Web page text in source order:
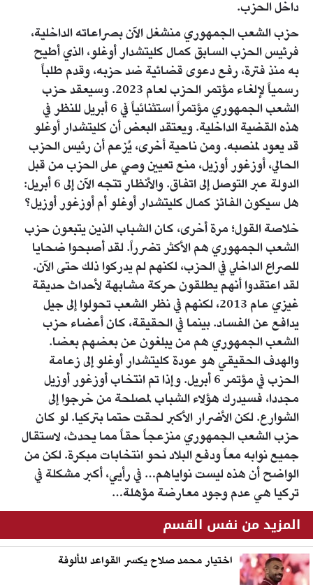
داخل الحزب.
حزب الشعب الجمهوري منشغل الآن بصراعاته الداخلية،
فرئيس الحزب السابق كمال كليتشدار أوغلو، الذي أطيح
به منذ فترة، رفع دعوى قضائية ضد حزبه، وقدم طلباً
رسمياً لإلغاء مؤتمر الحزب لعام 2023. وسيعقد حزب
الشعب الجمهوري مؤتمراً استثنائياً في 6 أبريل للنظر في
هذه القضية الداخلية. ويعتقد البعض أن كليتشدار أوغلو
قد يعود لمنصبه. ومن ناحية أخرى، يُزعم أن رئيس الحزب
الحالي، أوزغور أوزيل، منع تعيين وصي على الحزب من قبل
الدولة عبر التوصل إلى اتفاق. والأنظار تتجه الآن إلى 6 أبريل:
هل سيكون الفائز كمال كليتشدار أوغلو أم أوزغور أوزيل؟
خلاصة القول؛ مرة أخرى، كان الشباب الذين يتبعون حزب
الشعب الجمهوري هم الأكثر تضرراً. لقد أصبحوا ضحايا
للصراع الداخلي في الحزب، لكنهم لم يدركوا ذلك حتى الآن.
لقد اعتقدوا أنهم يطلقون حركة مشابهة لأحداث حديقة
غيزي عام 2013، لكنهم في نظر الشعب تحولوا إلى جيل
يدافع عن الفساد. بينما في الحقيقة، كان أعضاء حزب
الشعب الجمهوري هم من يبلغون عن بعضهم بعضا.
والهدف الحقيقي هو عودة كليتشدار أوغلو إلى زعامة
الحزب في مؤتمر 6 أبريل. وإذا تم انتخاب أوزغور أوزيل
مجددا، فسيدرك هؤلاء الشباب لمصلحة من خرجوا إلى
الشوارع. لكن الأضرار الأكبر لحقت حتما بتركيا. لو كان
حزب الشعب الجمهوري منزعجاً حقاً مما يحدث، لاستقال
جميع نوابه معاً ودفع البلاد نحو انتخابات مبكرة. لكن من
الواضح أن هذه ليست نواياهم… في رأيي، أكبر مشكلة في
تركيا هي عدم وجود معارضة مؤهلة…
المزيد من نفس القسم
اختيار محمد صلاح يكسر القواعد المألوفة